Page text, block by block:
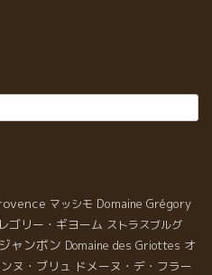
マッシモ Domaine Grégory
ゴリー・ギヨーム ストラスブルグ
ャンボン Domaine des Griottes オ
ヌ・ブリュ ドメーヌ・デ・フラー